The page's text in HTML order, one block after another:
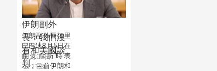
20%的罰款。
伊朗副外
長：我們沒
有和美國談
判
伊朗副外長加里
巴巴迪8月5日在
接受採訪時表
示，目前伊朗和
08月06日
13:11:36